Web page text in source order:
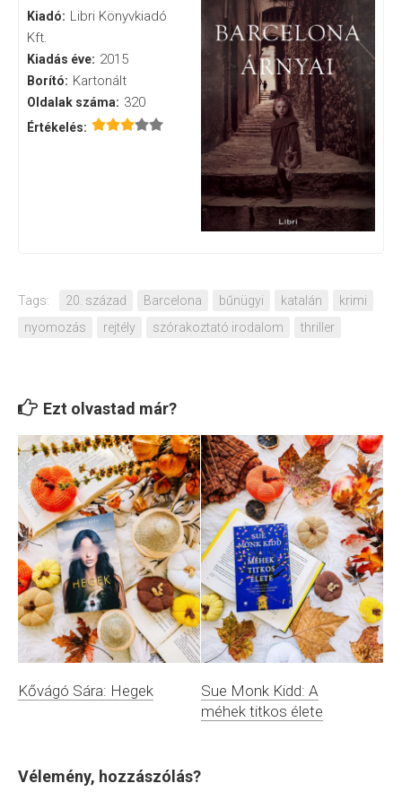
Kiadó: Libri Könyvkiadó
Kft.
Kiadás éve: 2015
Borító: Kartonált
Oldalak száma: 320
Értékelés:
Tags: 20. század Barcelona bűnügyi katalán
krimi
nyomozás
rejtély szórakoztató irodalom thriller
Ezt olvastad már?
Kővágó Sára: Hegek
Sue Monk Kidd: A
méhek titkos élete
Vélemény, hozzászólás?